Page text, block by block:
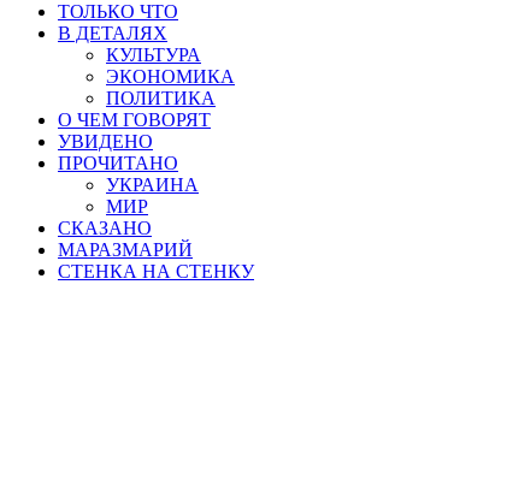
ТОЛЬКО ЧТО
В ДЕТАЛЯХ
КУЛЬТУРА
ЭКОНОМИКА
ПОЛИТИКА
О ЧЕМ ГОВОРЯТ
УВИДЕНО
ПРОЧИТАНО
УКРАИНА
МИР
СКАЗАНО
МАРАЗМАРИЙ
СТЕНКА НА СТЕНКУ